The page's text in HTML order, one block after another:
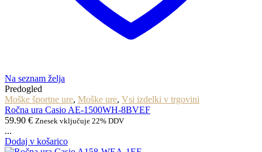
Na seznam želja
Predogled
Moške športne ure, Moške ure, Vsi izdelki v trgovini
Ročna ura Casio AE-1500WH-8BVEF
59.90 € Znesek vključuje 22% DDV
...
Dodaj v košarico